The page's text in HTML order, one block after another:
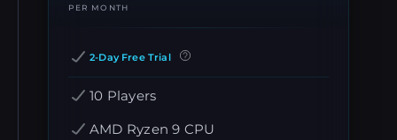
PER MONTH
2-Day Free Trial
10 Players
AMD Ryzen 9 CPU